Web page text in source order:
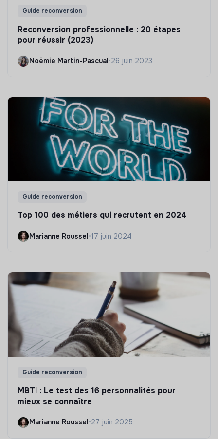
Guide reconversion
Reconversion professionnelle : 20 étapes
pour réussir (2023)
Noëmie Martin-Pascual•26 juin 2023
Guide reconversion
Top 100 des métiers qui recrutent en 2024
Marianne Roussel•17 juin 2024
Guide reconversion
MBTI : Le test des 16 personnalités pour
mieux se connaître
Marianne Roussel •27 juin 2025